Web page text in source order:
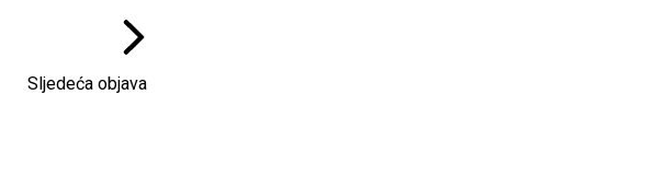
Sljedeća objava